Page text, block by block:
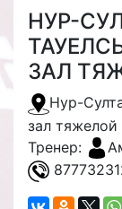
ЗАЛ
Нур-
зал тяжелой
Тренер: